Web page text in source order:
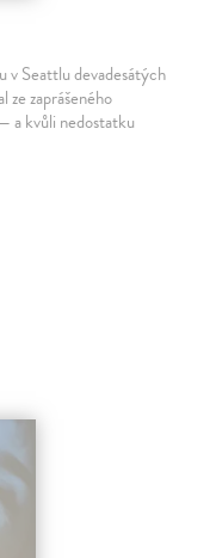
v Seattlu devadesátých
ze zaprášeného
a kvůli nedostatku